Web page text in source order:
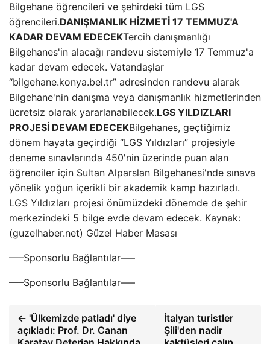
Bilgehane öğrencileri ve şehirdeki tüm LGS
öğrencileri.DANIŞMANLIK HİZMETİ 17 TEMMUZ'A
KADAR DEVAM EDECEKTercih danışmanlığı
Bilgehanes'in alacağı randevu sistemiyle 17 Temmuz'a
kadar devam edecek. Vatandaşlar
“bilgehane.konya.bel.tr” adresinden randevu alarak
Bilgehane'nin danışma veya danışmanlık hizmetlerinden
ücretsiz olarak yararlanabilecek.LGS YILDIZLARI
PROJESİ DEVAM EDECEKBilgehanes, geçtiğimiz
dönem hayata geçirdiği “LGS Yıldızları” projesiyle
deneme sınavlarında 450'nin üzerinde puan alan
öğrenciler için Sultan Alparslan Bilgehanesi'nde sınava
yönelik yoğun içerikli bir akademik kamp hazırladı.
LGS Yıldızları projesi önümüzdeki dönemde de şehir
merkezindeki 5 bilge evde devam edecek. Kaynak:
(guzelhaber.net) Güzel Haber Masası
—–Sponsorlu Bağlantılar—–
—–Sponsorlu Bağlantılar—–
← 'Ülkemizde patladı' diye
açıkladı: Prof. Dr. Canan
İtalyan turistler
Şili'den nadir